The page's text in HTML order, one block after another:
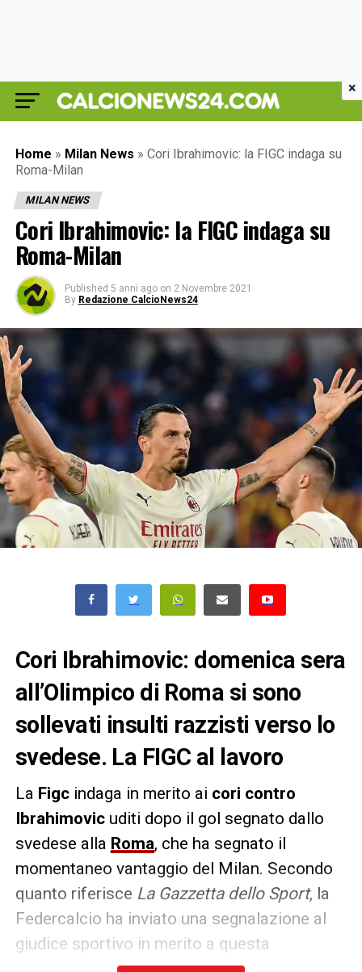
Home » Milan News » Cori Ibrahimovic: la FIGC indaga su
Roma-Milan
MILAN NEWS
Cori Ibrahimovic: la FIGC indaga su
Roma-Milan
Published 5 anni ago on 2 Novembre 2021
By Redazione CalcioNews24
Cori Ibrahimovic: domenica sera
all’Olimpico di Roma si sono
sollevati insulti razzisti verso lo
svedese. La FIGC al lavoro
La Figcindaga in merito ai cori contro
Ibrahimovicuditi dopo il gol segnato dallo
svedese alla Roma, che ha segnato il
momentaneo vantaggio del Milan. Secondo
quanto riferisce La Gazzetta dello Sport, la
Federcalcio ha inviato una segnalazione al
giudice sportivo in merito a questa
×